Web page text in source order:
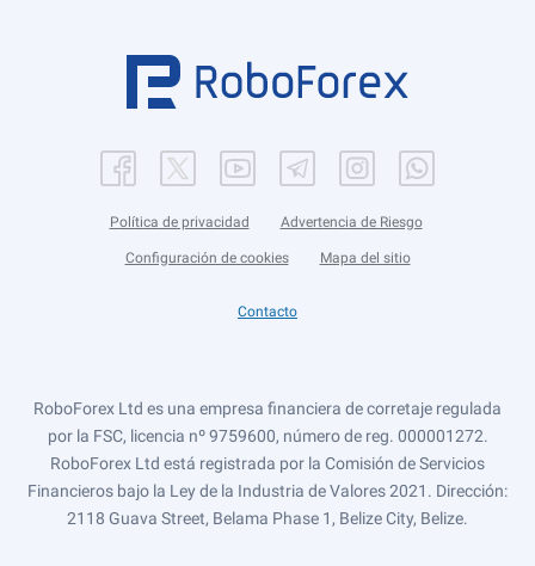
Política de privacidad Advertencia de Riesgo
Configuración de cookies Mapa del sitio
Contacto
RoboForex Ltd es una empresa financiera de corretaje regulada
por la FSC, licencia nº 9759600, número de reg. 000001272.
RoboForex Ltd está registrada por la Comisión de Servicios
Financieros bajo la Ley de la Industria de Valores 2021. Dirección:
2118 Guava Street, Belama Phase 1, Belize City, Belize.